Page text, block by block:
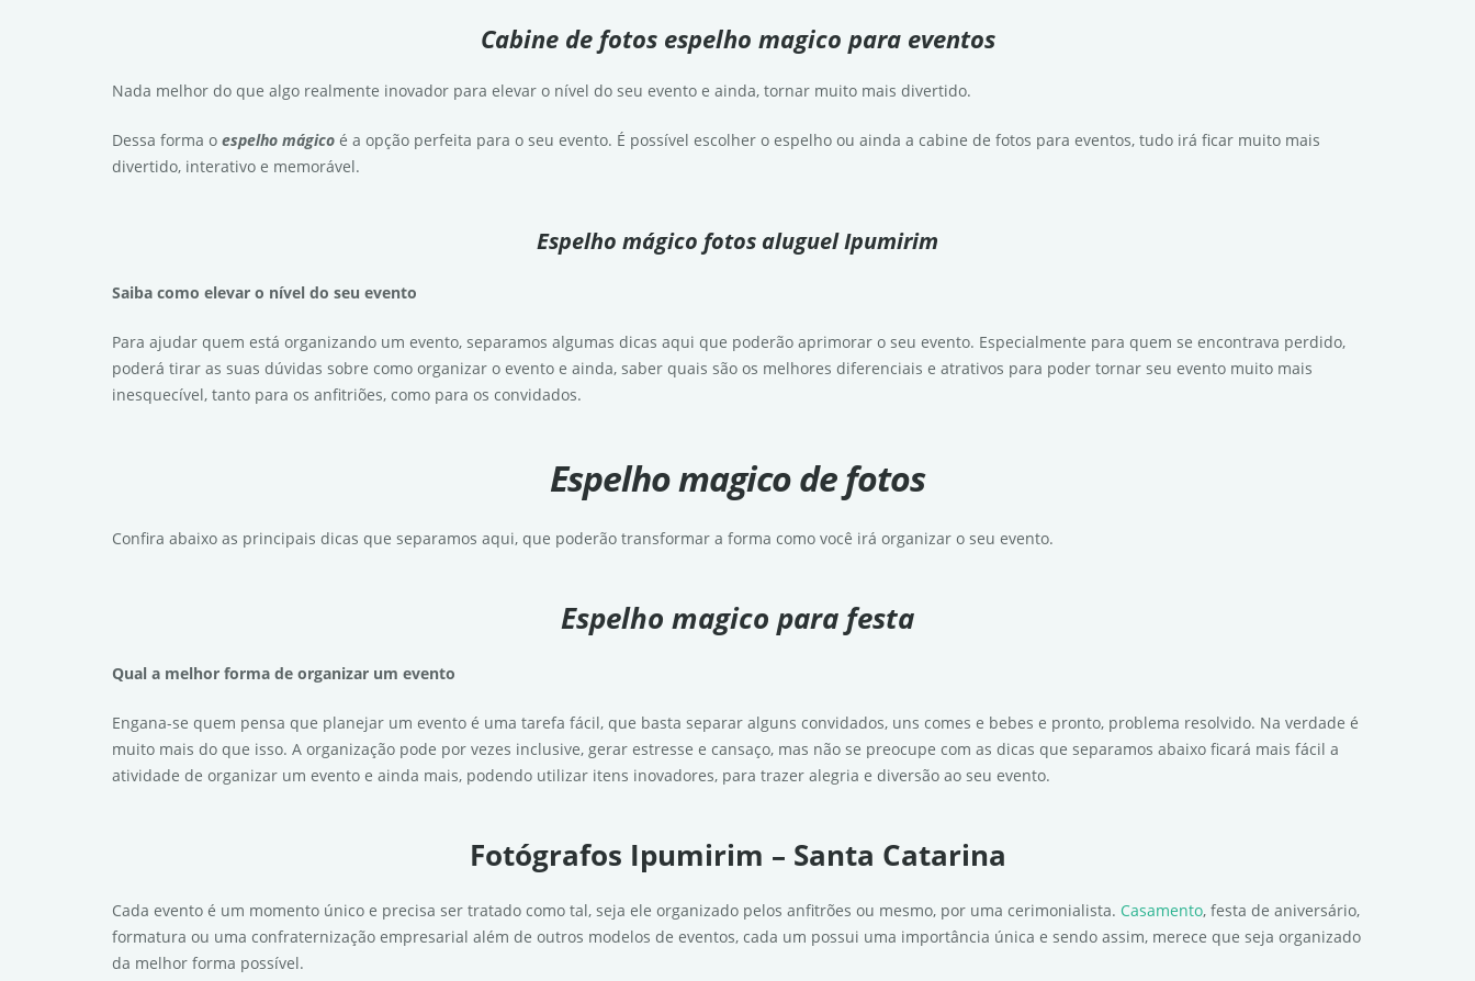
Cabine de fotos espelho magico para eventos
Nada melhor do que algo realmente inovador para elevar o nível do seu evento e ainda, tornar muito mais divertido.
Dessa forma o espelho mágico é a opção perfeita para o seu evento. É possível escolher o espelho ou ainda a cabine de fotos para eventos, tudo irá ficar muito mais
divertido, interativo e memorável.
Espelho mágico fotos aluguel Ipumirim
Saiba como elevar o nível do seu evento
Para ajudar quem está organizando um evento, separamos algumas dicas aqui que poderão aprimorar o seu evento. Especialmente para quem se encontrava perdido,
poderá tirar as suas dúvidas sobre como organizar o evento e ainda, saber quais são os melhores diferenciais e atrativos para poder tornar seu evento muito mais
inesquecível, tanto para os anfitriões, como para os convidados.
Espelho magico de fotos
Confira abaixo as principais dicas que separamos aqui, que poderão transformar a forma como você irá organizar o seu evento.
Espelho magico para festa
Qual a melhor forma de organizar um evento
Engana-se quem pensa que planejar um evento é uma tarefa fácil, que basta separar alguns convidados, uns comes e bebes e pronto, problema resolvido. Na verdade é
muito mais do que isso. A organização pode por vezes inclusive, gerar estresse e cansaço, mas não se preocupe com as dicas que separamos abaixo ficará mais fácil a
atividade de organizar um evento e ainda mais, podendo utilizar itens inovadores, para trazer alegria e diversão ao seu evento.
Fotógrafos Ipumirim – Santa Catarina
Cada evento é um momento único e precisa ser tratado como tal, seja ele organizado pelos anfitrões ou mesmo, por uma cerimonialista. Casamento, festa de aniversário,
formatura ou uma confraternização empresarial além de outros modelos de eventos, cada um possui uma importância única e sendo assim, merece que seja organizado
da melhor forma possível.